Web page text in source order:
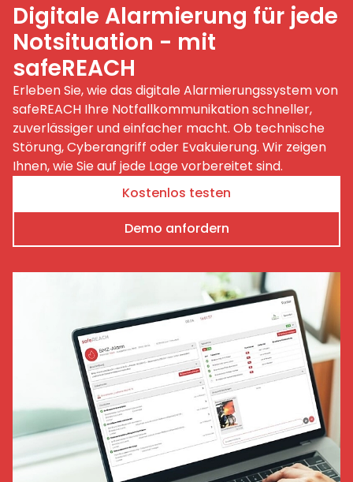
Digitale Alarmierung für jede
Notsituation - mit
safeREACH
Erleben Sie, wie das digitale Alarmierungssystem von
safeREACH Ihre Notfallkommunikation schneller,
zuverlässiger und einfacher macht. Ob technische
Störung, Cyberangriff oder Evakuierung. Wir zeigen
Ihnen, wie Sie auf jede Lage vorbereitet sind.
Kostenlos testen
Demo anfordern